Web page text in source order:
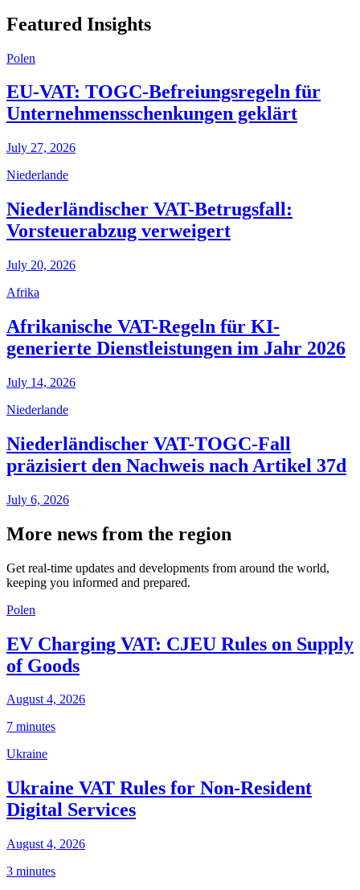
Featured Insights
Polen
EU-VAT: TOGC-Befreiungsregeln für
Unternehmensschenkungen geklärt
July 27, 2026
Niederlande
Niederländischer VAT-Betrugsfall:
Vorsteuerabzug verweigert
July 20, 2026
Afrika
Afrikanische VAT-Regeln für KI-
generierte Dienstleistungen im Jahr 2026
July 14, 2026
Niederlande
Niederländischer VAT-TOGC-Fall
präzisiert den Nachweis nach Artikel 37d
July 6, 2026
More news from the region
Get real-time updates and developments from around the world,
keeping you informed and prepared.
Polen
EV Charging VAT: CJEU Rules on Supply
of Goods
August 4, 2026
7 minutes
Ukraine
Ukraine VAT Rules for Non-Resident
Digital Services
August 4, 2026
3 minutes